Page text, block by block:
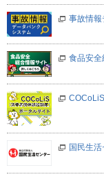
事故情報
食品安全
国民生活